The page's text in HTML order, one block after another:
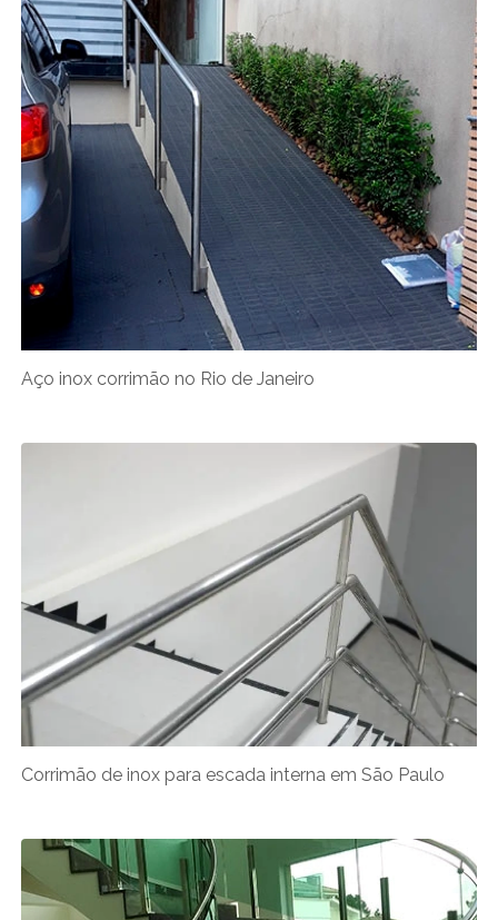
Aço inox corrimão no Rio de Janeiro
Corrimão de inox para escada interna em São Paulo